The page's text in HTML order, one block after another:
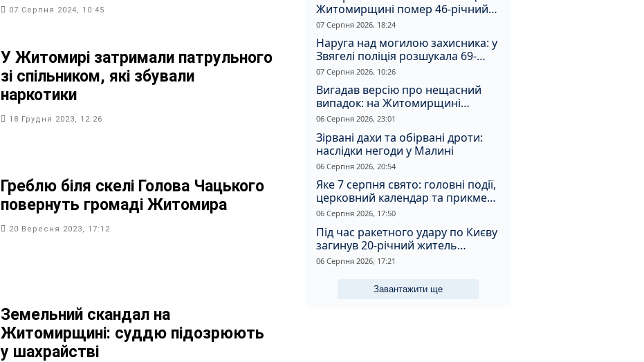
07 Серпня 2024, 10:45
У Житомирі затримали патрульного
зі спільником, які збували
наркотики
18 Грудня 2023, 12:26
Греблю біля скелі Голова Чацького
повернуть громаді Житомира
20 Вересня 2023, 17:12
Земельний скандал на
Житомирщині: суддю підозрюють
у шахрайстві
Житомирщині помер 46-річний
чоловік
07 Серпня 2026, 18:24
Наруга над могилою захисника: у
Звягелі поліція розшукала 69-
річного зловмисника
07 Серпня 2026, 10:26
Вигадав версію про нещасний
випадок: на Житомирщині
судитимуть чоловіка за вбивство
06 Серпня 2026, 23:01
Зірвані дахи та обірвані дроти:
наслідки негоди у Малині
06 Серпня 2026, 20:54
Яке 7 серпня свято: головні події,
церковний календар та прикмети
дня
06 Серпня 2026, 17:50
Під час ракетного удару по Києву
загинув 20-річний житель
Житомирщини
06 Серпня 2026, 17:21
Завантажити ще